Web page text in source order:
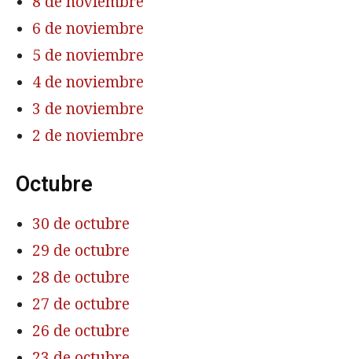
6 de noviembre
5 de noviembre
4 de noviembre
3 de noviembre
2 de noviembre
Octubre
30 de octubre
29 de octubre
28 de octubre
27 de octubre
26 de octubre